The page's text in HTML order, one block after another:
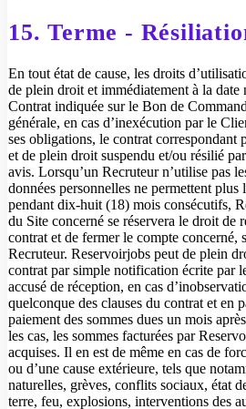
15. Terme -
En tout état de cause, les droits
de plein droit et immédiatement à la date
Contrat indiquée sur le Bon de
générale, en cas d’inexécution par le
ses obligations, le contrat correspondant
et de plein droit suspendu et/ou résilié
avis. Lorsqu’un Recruteur n’utilise pas
données personnelles ne permettent plus
pendant dix-huit (18) mois consécutifs,
du Site concerné se réservera le droit de
contrat et de fermer le compte concerné,
Recruteur. Reservoirjobs peut de plein
contrat par simple notification écrite par
accusé de réception, en cas
quelconque des clauses du contrat et en
paiement des sommes dues un mois
les cas, les sommes facturées par
acquises. Il en est de même en cas de
ou d’une cause extérieure, tels que
naturelles, grèves, conflits sociaux, état
terre, feu, explosions, interventions des